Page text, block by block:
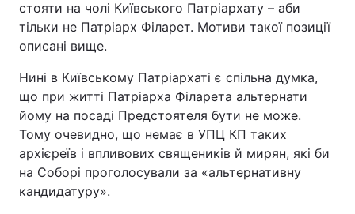
стояти на чолі Київського Патріархату – аби
тільки не Патріарх Філарет. Мотиви такої позиції
описані вище.
Нині в Київському Патріархаті є спільна думка,
що при житті Патріарха Філарета альтернати
йому на посаді Предстоятеля бути не може.
Тому очевидно, що немає в УПЦ КП таких
архієреїв і впливових священиків й мирян, які би
на Соборі проголосували за «альтернативну
кандидатуру».